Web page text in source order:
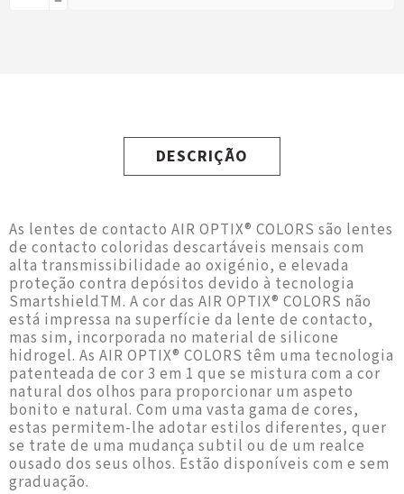
DESCRIÇÃO
As lentes de contacto AIR OPTIX® COLORS são lentes
de contacto coloridas descartáveis mensais com
alta transmissibilidade ao oxigénio, e elevada
proteção contra depósitos devido à tecnologia
SmartshieldTM. A cor das AIR OPTIX® COLORS não
está impressa na superfície da lente de contacto,
mas sim, incorporada no material de silicone
hidrogel. As AIR OPTIX® COLORS têm uma tecnologia
patenteada de cor 3 em 1 que se mistura com a cor
natural dos olhos para proporcionar um aspeto
bonito e natural. Com uma vasta gama de cores,
estas permitem-lhe adotar estilos diferentes, quer
se trate de uma mudança subtil ou de um realce
ousado dos seus olhos. Estão disponíveis com e sem
graduação.